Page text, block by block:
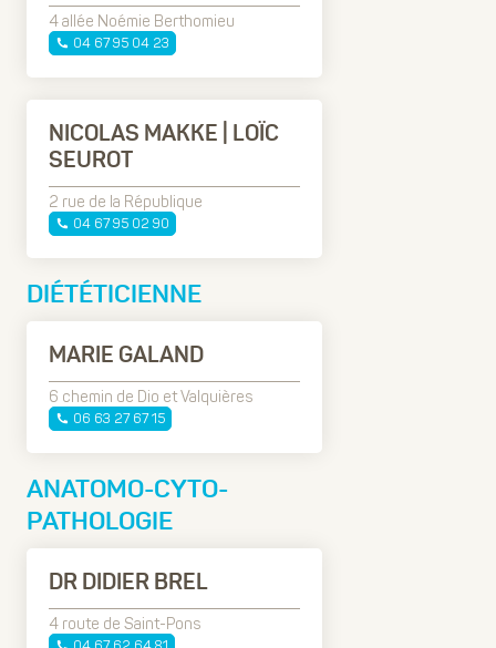
4 allée Noémie Berthomieu
04 67 95 04 23
NICOLAS MAKKE | LOÏC
SEUROT
2 rue de la République
04 67 95 02 90
DIÉTÉTICIENNE
MARIE GALAND
6 chemin de Dio et Valquières
06 63 27 67 15
ANATOMO-CYTO-
PATHOLOGIE
DR DIDIER BREL
4 route de Saint-Pons